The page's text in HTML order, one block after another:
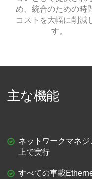
め、統合のための時
コストを大幅に削減
す。
主な機能
ネットワークマネ
上で実行
すべての車載